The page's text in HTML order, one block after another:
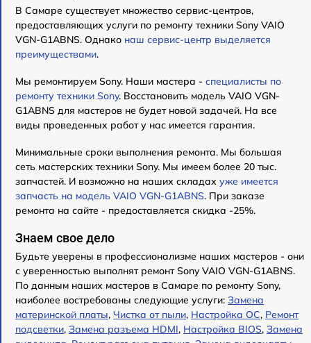
В Самаре существует множество сервис-центров,
предоставляющих услуги по ремонту техники Sony VAIO
VGN-G1ABNS. Однако наш сервис-центр выделяется
преимуществами.
Мы ремонтируем Sony. Наши мастера - специалисты по
ремонту техники Sony. Восстановить модель VAIO VGN-
G1ABNS для мастеров не будет новой задачей. На все
виды проведенных работ у нас имеется гарантия.
Минимальные сроки выполнения ремонта. Мы большая
сеть мастерских техники Sony. Мы имеем более 20 тыс.
запчастей. И возможно на наших складах уже имеется
запчасть на модель VAIO VGN-G1ABNS. При заказе
ремонта на сайте - предоставляется скидка -25%.
Знаем свое дело
Будьте уверены в профессионализме наших мастеров - они
с уверенностью выполнят ремонт Sony VAIO VGN-G1ABNS.
По данным наших мастеров в Самаре по ремонту Sony,
наиболее востребованы следующие услуги: Замена
материнской платы, Чистка от пыли, Настройка ОС, Ремонт
подсветки, Замена разъема HDMI, Настройка BIOS, Замена